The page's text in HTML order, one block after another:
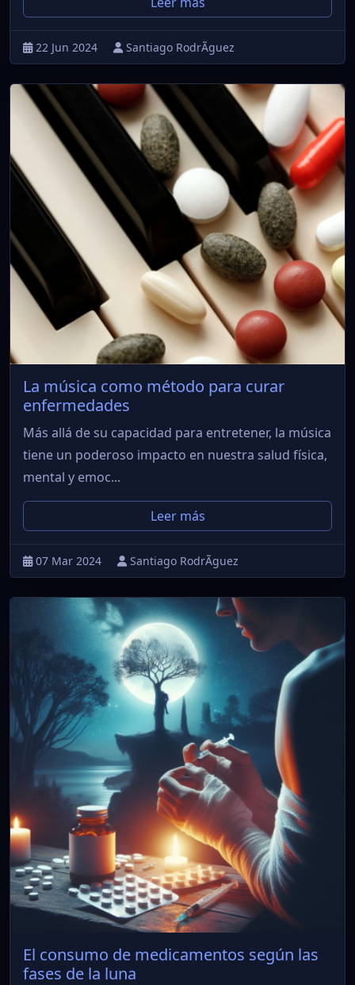
22 Jun 2024 Santiago RodrÃ­guez
La música como método para curar
enfermedades
Más allá de su capacidad para entretener, la música
tiene un poderoso impacto en nuestra salud física,
mental y emoc...
Leer más
07 Mar 2024 Santiago RodrÃ­guez
El consumo de medicamentos según las
fases de la luna